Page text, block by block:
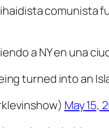
comunista
a NY en una
turned into an
May 15,